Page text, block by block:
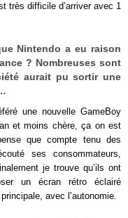
très difficile d’arriver avec 1
Nintendo a eu raison
? Nombreuses sont
aurait pu sortir une
une nouvelle GameBoy
et moins chère, ça on est
que compte tenu des
ses consommateurs,
je trouve qu’ils ont
un écran rétro éclairé
avec l’autonomie.